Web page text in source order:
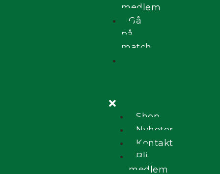
medlem
Gå
på
match
Shop
Nyheter
Kontakt
Bli
medlem